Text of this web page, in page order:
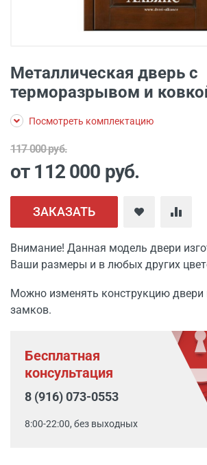
Металлическая дверь с
терморазрывом и
Посмотреть комплектацию
117 000 руб.
от 112 000 руб.
ЗАКАЗАТЬ
Внимание! Данная модель двери
Ваши размеры и в любых других
Можно изменять конструкцию
замков.
Бесплатная
консультация
8 (916) 073-0553
8:00-22:00, без выходных